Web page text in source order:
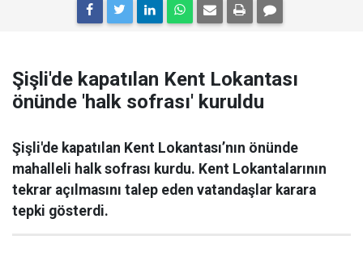
Şişli'de kapatılan Kent Lokantası
önünde 'halk sofrası' kuruldu
Şişli'de kapatılan Kent Lokantası’nın önünde
mahalleli halk sofrası kurdu. Kent Lokantalarının
tekrar açılmasını talep eden vatandaşlar karara
tepki gösterdi.